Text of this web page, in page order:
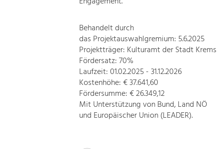
Increase in Regional Value Added.
Behandelt durch
das Projektauswahlgremium: 5.6.2025
Projektträger: Kulturamt der Stadt Krems
Fördersatz: 70%
Laufzeit: 01.02.2025 - 31.12.2026
Kostenhöhe: € 37.641,60
Fördersumme: € 26.349,12
Mit Unterstützung von Bund, Land NÖ
und Europäischer Union (LEADER).